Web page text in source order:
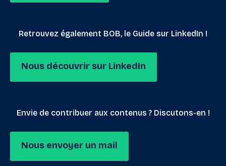
Retrouvez également BOB, le Guide sur LinkedIn !
Nous découvrir sur LinkedIn
Envie de contribuer aux contenus ? Discutons-en !
Nous envoyer un mail